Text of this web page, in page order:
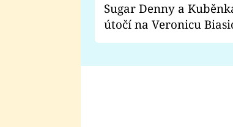
Sugar Denny a
útočí na Veronicu
Proč je podle nich